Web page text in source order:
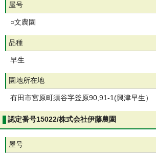
屋号
○文農園
品種
早生
園地所在地
有田市宮原町須谷字釜原90,91-1(興津早生）
認定番号15022/株式会社伊藤農園
屋号